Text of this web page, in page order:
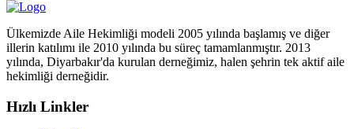
Ülkemizde Aile Hekimliği modeli 2005 yılında başlamış ve diğer
illerin katılımı ile 2010 yılında bu süreç tamamlanmıştır. 2013
yılında, Diyarbakır'da kurulan derneğimiz, halen şehrin tek aktif aile
hekimliği derneğidir.
Hızlı Linkler